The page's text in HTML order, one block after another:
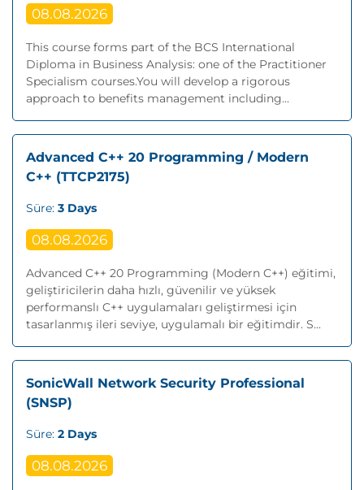
08.08.2026
This course forms part of the BCS International
Diploma in Business Analysis: one of the Practitioner
Specialism courses.You will develop a rigorous
approach to benefits management including...
Advanced C++ 20 Programming / Modern
C++ (TTCP2175)
Süre: 3 Days
08.08.2026
Advanced C++ 20 Programming (Modern C++) eğitimi,
geliştiricilerin daha hızlı, güvenilir ve yüksek
performanslı C++ uygulamaları geliştirmesi için
tasarlanmış ileri seviye, uygulamalı bir eğitimdir. S...
SonicWall Network Security Professional
(SNSP)
Süre: 2 Days
08.08.2026